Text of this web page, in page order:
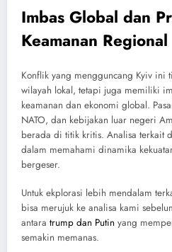
Imbas Global dan
Keamanan Regional
Konflik yang mengguncang Kyiv ini
wilayah lokal, tetapi juga memiliki
keamanan dan ekonomi global.
NATO, dan kebijakan luar negeri
berada di titik kritis. Analisa terkait
dalam memahami dinamika
bergeser.
Untuk ekplorasi lebih mendalam
bisa merujuk ke analisa kami
antara trump dan Putin yang
semakin memanas.